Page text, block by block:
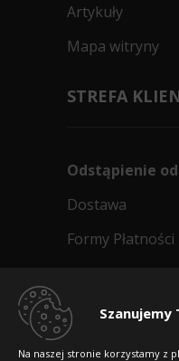
Na naszej stronie korzystamy z
Artykuły
Mapa witryny
STREFA
Odstąpienie
Dostawa
Formy Płatności
Dlaczego warto